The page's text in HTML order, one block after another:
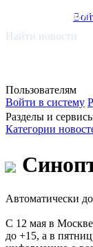
smi.mobi
Найти новости
Пользователям
Войти в систему
Разделы и
Категории
Автоматически
С 12 мая в Москве
до +15, а в